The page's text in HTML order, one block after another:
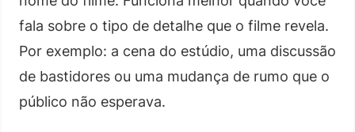
fala sobre o tipo de detalhe que o filme revela.
Por exemplo: a cena do estúdio, uma discussão
de bastidores ou uma mudança de rumo que o
público não esperava.